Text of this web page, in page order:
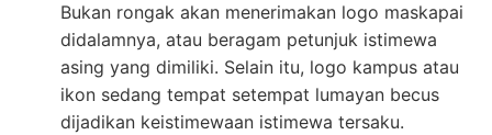
Bukan rongak akan menerimakan logo maskapai
didalamnya, atau beragam petunjuk istimewa
asing yang dimiliki. Selain itu, logo kampus atau
ikon sedang tempat setempat lumayan becus
dijadikan keistimewaan istimewa tersaku.